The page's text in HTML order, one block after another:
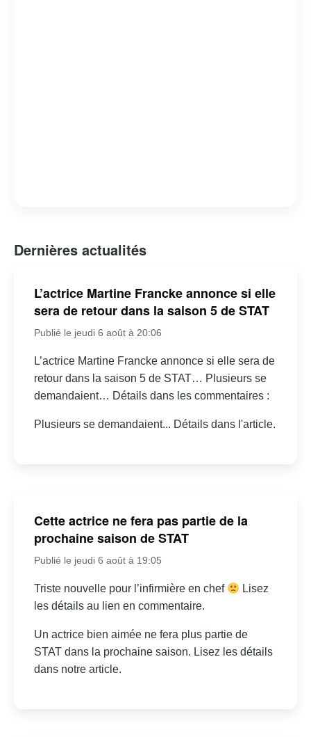
Dernières actualités
L’actrice Martine Francke annonce si elle
sera de retour dans la saison 5 de STAT
Publié le jeudi 6 août à 20:06
L’actrice Martine Francke annonce si elle sera de
retour dans la saison 5 de STAT… Plusieurs se
demandaient… Détails dans les commentaires :
Plusieurs se demandaient... Détails dans l'article.
Cette actrice ne fera pas partie de la
prochaine saison de STAT
Publié le jeudi 6 août à 19:05
Triste nouvelle pour l’infirmière en chef
Lisez
les détails au lien en commentaire.
Un actrice bien aimée ne fera plus partie de
STAT dans la prochaine saison. Lisez les détails
dans notre article.